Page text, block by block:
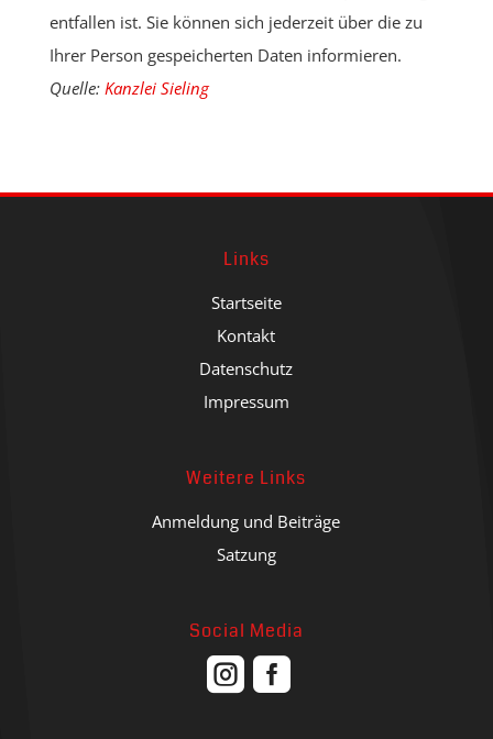
entfallen ist. Sie können sich jederzeit über die zu
Ihrer Person gespeicherten Daten informieren.
Quelle: Kanzlei Sieling
Links
Startseite
Kontakt
Datenschutz
Impressum
Weitere Links
Anmeldung und Beiträge
Satzung
Social Media
 